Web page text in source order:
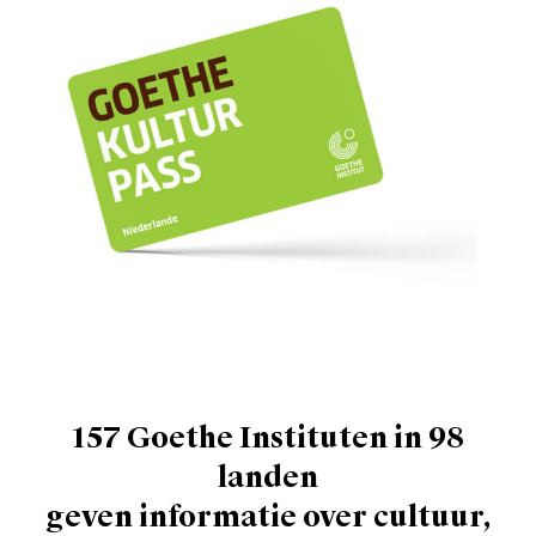
157 Goethe Instituten in 98
landen
geven informatie over cultuur,